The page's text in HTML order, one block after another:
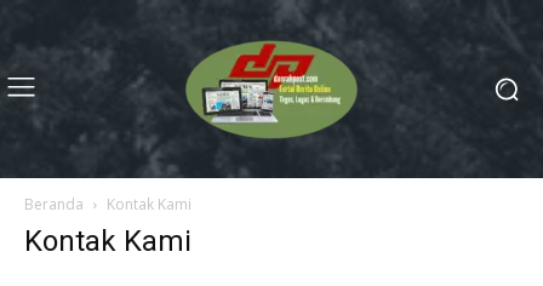
Beranda Kontak Kami
Kontak Kami